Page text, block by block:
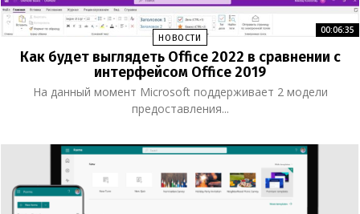
НОВОСТИ
00:06:35
Как будет выглядеть Office 2022 в сравнении с
интерфейсом Office 2019
На данный момент Microsoft поддерживает 2 модели
предоставления...